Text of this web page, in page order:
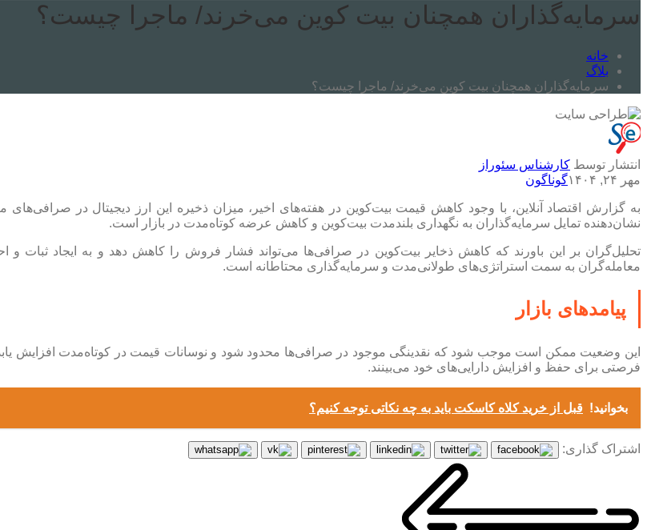
سرمایه‌گذاران همچنان بیت کوین می‌خرند/ ماجرا چیست؟
خانه
بلاگ
سرمایه‌گذاران همچنان بیت کوین می‌خرند/ ماجرا چیست؟
انتشار توسط کارشناس سئوراز
مهر ۲۴, ۱۴۰۴
گوناگون
به گزارش اقتصاد آنلاین، با وجود کاهش قیمت بیت‌کوین در هفته‌های اخیر، میزان ذخیره این ارز دیجیتال در
نشان‌دهنده تمایل سرمایه‌گذاران به نگهداری بلندمدت بیت‌کوین و کاهش عرضه کوتاه‌مدت در بازار است.
تحلیل‌گران بر این باورند که کاهش ذخایر بیت‌کوین در صرافی‌ها می‌تواند فشار فروش را کاهش دهد و به ایجاد ثبات و
معامله‌گران به سمت استراتژی‌های طولانی‌مدت و سرمایه‌گذاری محتاطانه است.
پیامد‌های بازار
این وضعیت ممکن است موجب شود که نقدینگی موجود در صرافی‌ها محدود شود و نوسانات قیمت در کوتاه‌مدت افزایش
فرصتی برای حفظ و افزایش دارایی‌های خود می‌بینند.
بخوانید! قبل از خرید کلاه کاسکت باید به چه نکاتی توجه کنیم؟
اشتراک گذاری: